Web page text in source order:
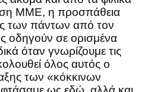
ΜΜΕ, η προσπάθεια
των πάντων από τον
οδηγούν σε ορισμένα
όταν γνωρίζουμε τις
όλος αυτός ο
των «κόκκινων